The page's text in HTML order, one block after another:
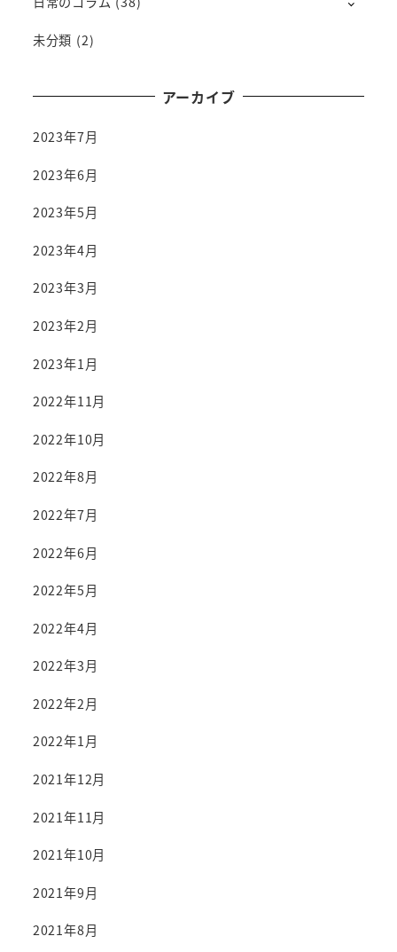
未分類 (2)
アーカイブ
2023年7月
2023年6月
2023年5月
2023年4月
2023年3月
2023年2月
2023年1月
2022年11月
2022年10月
2022年8月
2022年7月
2022年6月
2022年5月
2022年4月
2022年3月
2022年2月
2022年1月
2021年12月
2021年11月
2021年10月
2021年9月
2021年8月